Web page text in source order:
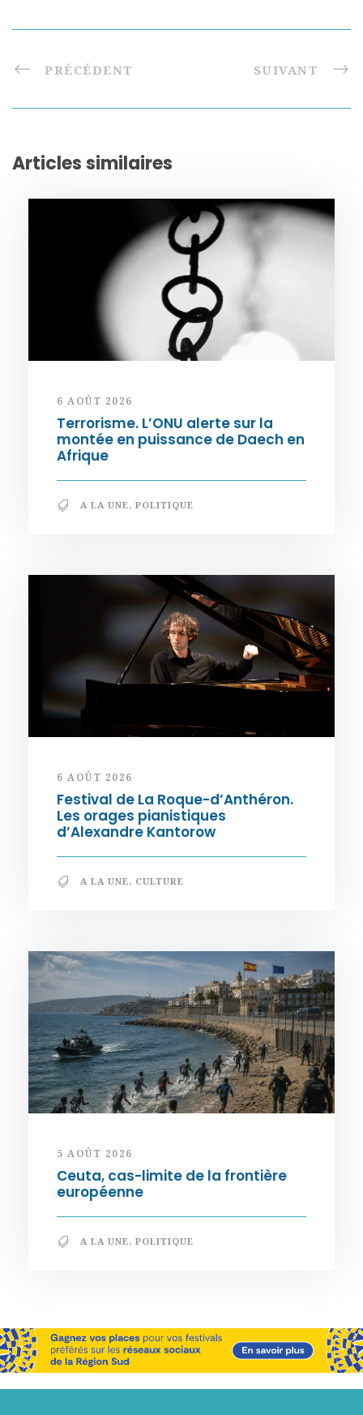
PRÉCÉDENT SUIVANT
Articles similaires
6 AOÛT 2026
Terrorisme. L’ONU alerte sur la
montée en puissance de Daech en
Afrique
A LA UNE, POLITIQUE
6 AOÛT 2026
Festival de La Roque-d’Anthéron.
Les orages pianistiques
d’Alexandre Kantorow
A LA UNE, CULTURE
5 AOÛT 2026
Ceuta, cas-limite de la frontière
européenne
A LA UNE, POLITIQUE